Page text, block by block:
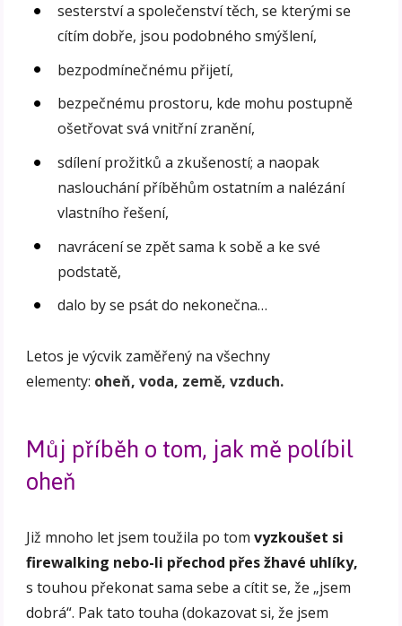
sesterství a společenství těch, se kterými se
cítím dobře, jsou podobného smýšlení,
bezpodmínečnému přijetí,
bezpečnému prostoru, kde mohu postupně
ošetřovat svá vnitřní zranění,
sdílení prožitků a zkušeností; a naopak
naslouchání příběhům ostatním a nalézání
vlastního řešení,
navrácení se zpět sama k sobě a ke své
podstatě,
dalo by se psát do nekonečna…
Letos je výcvik zaměřený na všechny
elementy: oheň, voda, země, vzduch.
Můj příběh o tom, jak mě políbil
oheň
Již mnoho let jsem toužila po tomvyzkoušet si
firewalking nebo-li přechod přes žhavé uhlíky,
s touhou překonat sama sebe a cítit se, že „jsem
dobrá“. Pak tato touha (dokazovat si, že jsem